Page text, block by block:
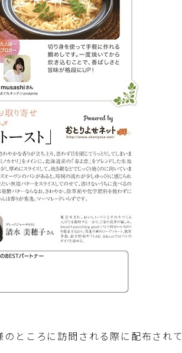
んげん・そ
青梗菜・
・大根・れ
山芋)
き・その他
ところに訪問される際に配布されて